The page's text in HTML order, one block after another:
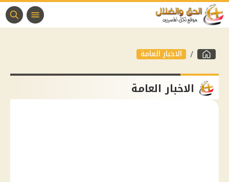
الاخبار العامة
الاخبار العامة